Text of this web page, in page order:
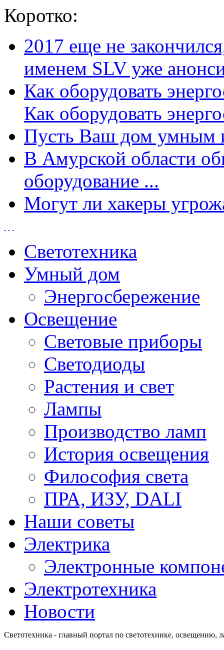
Коротко:
2017 еще не
именем SLV уже
Как оборудовать
Как оборудовать
Пусть Ваш дом умным
В Амурской области
оборудование ...
Могут ли хакеры
Светотехника
Умный дом
Энергосбережение
Освещение
Световые приборы
Светодиоды
Растения и свет
Лампы
Производство ламп
История освещения
Философия света
ПРА, ИЗУ, DALI
Наши советы
Электрика
Электронные
Электротехника
Новости
Светотехника - главный портал по светотехнике, освещению,